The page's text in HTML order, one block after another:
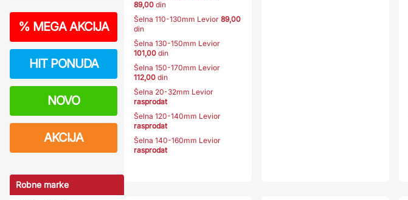
% MEGA AKCIJA
HIT PONUDA
NOVO
AKCIJA
Robne marke
89,00 din
Šelna 110-130mm Levior 89,00
din
Šelna 130-150mm Levior
101,00 din
Šelna 150-170mm Levior
112,00 din
Šelna 20-32mm Levior
rasprodat
Šelna 120-140mm Levior
rasprodat
Šelna 140-160mm Levior
rasprodat